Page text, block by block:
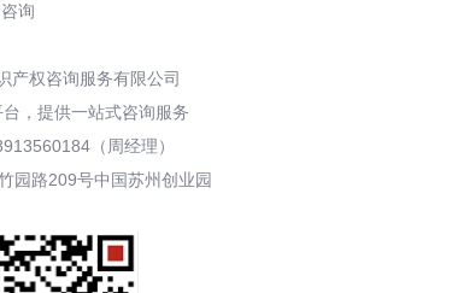
询
产权咨询服务有限公司
，提供一站式咨询服务
（周经理）
园路209号中国苏州创业园